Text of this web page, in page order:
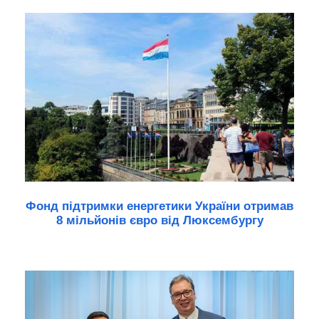
Фонд підтримки енергетики України отримав
8 мільйонів євро від Люксембургу